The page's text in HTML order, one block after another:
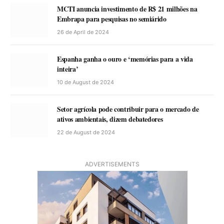
MCTI anuncia investimento de R$ 21 milhões na
Embrapa para pesquisas no semiárido
26 de April de 2024
Espanha ganha o ouro e ‘memórias para a vida
inteira’
10 de August de 2024
Setor agrícola pode contribuir para o mercado de
ativos ambientais, dizem debatedores
22 de August de 2024
ADVERTISEMENTS